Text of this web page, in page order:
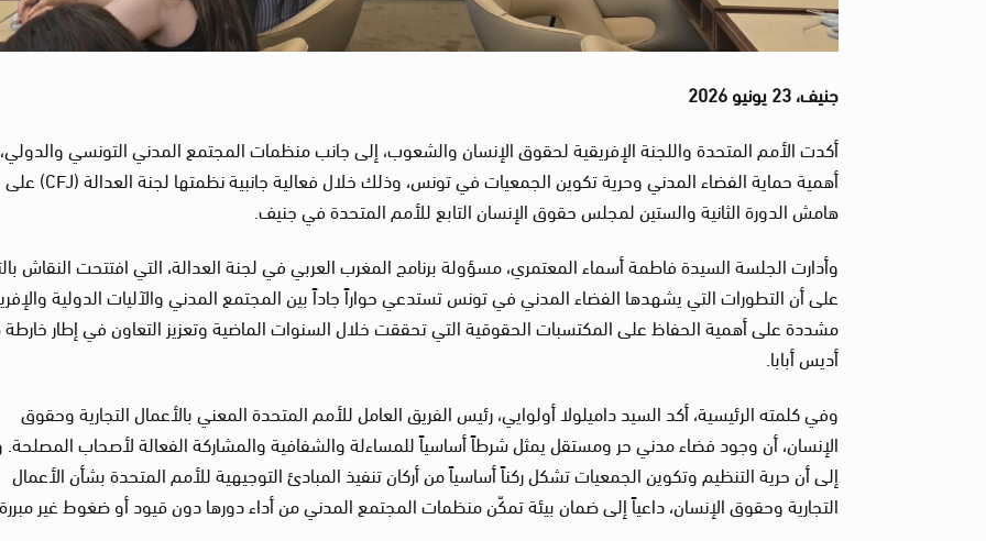
جنيف، 23 يونيو 2026
أكدت الأمم المتحدة واللجنة الإفريقية لحقوق الإنسان والشعوب، إلى جانب منظمات المجتمع المدني التونسي والدولي،
أهمية حماية الفضاء المدني وحرية تكوين الجمعيات في تونس، وذلك خلال فعالية جانبية نظمتها لجنة العدالة (CFJ) على
هامش الدورة الثانية والستين لمجلس حقوق الإنسان التابع للأمم المتحدة في جنيف.
وأدارت الجلسة السيدة فاطمة أسماء المعتمري، مسؤولة برنامج المغرب العربي في لجنة العدالة، التي افتتحت النقاش
على أن التطورات التي يشهدها الفضاء المدني في تونس تستدعي حواراً جاداً بين المجتمع المدني والآليات الدولية
مشددة على أهمية الحفاظ على المكتسبات الحقوقية التي تحققت خلال السنوات الماضية وتعزيز التعاون في إطار
أديس أبابا.
وفي كلمته الرئيسية، أكد السيد داميلولا أولوايي، رئيس الفريق العامل للأمم المتحدة المعني بالأعمال التجارية وحقوق
الإنسان، أن وجود فضاء مدني حر ومستقل يمثل شرطاً أساسياً للمساءلة والشفافية والمشاركة الفعالة لأصحاب المصلحة.
إلى أن حرية التنظيم وتكوين الجمعيات تشكل ركناً أساسياً من أركان تنفيذ المبادئ التوجيهية للأمم المتحدة بشأن الأعمال
التجارية وحقوق الإنسان، داعياً إلى ضمان بيئة تمكّن منظمات المجتمع المدني من أداء دورها دون قيود أو ضغوط غير